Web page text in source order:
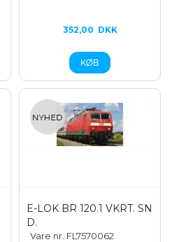
352,00 DKK
E-LOK BR 120.1 VKRT. SN
D.
Vare nr. FL7570062